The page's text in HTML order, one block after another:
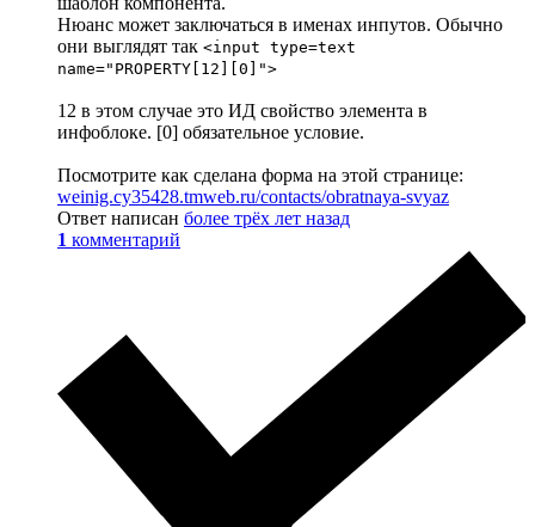
Нюанс может заключаться в именах инпутов. Обычно
они выглядят так <input type=text
name="PROPERTY[12][0]">
12 в этом случае это ИД свойство элемента в
инфоблоке. [0] обязательное условие.
Посмотрите как сделана форма на этой странице:
weinig.cy35428.tmweb.ru/contacts/obratnaya-svyaz
Ответ написан более трёх лет назад
1 комментарий